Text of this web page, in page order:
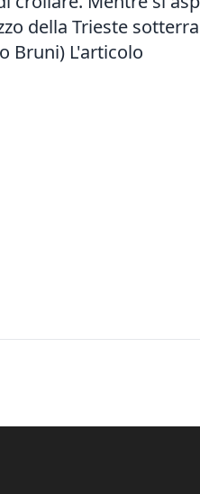
della Trieste
Bruni) L'articolo